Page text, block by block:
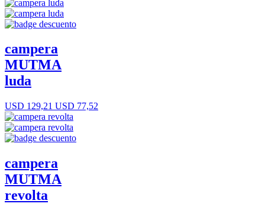
campera
MUTMA
luda
USD 129,21 USD 77,52
campera
MUTMA
revolta